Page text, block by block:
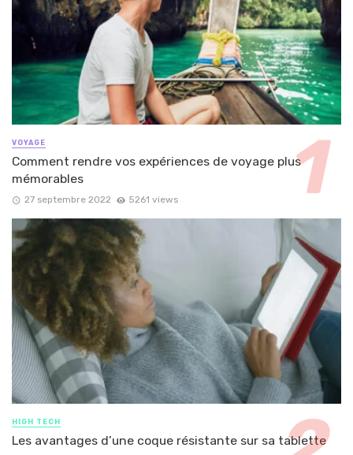
VOYAGE
Comment rendre vos expériences de voyage plus
mémorables
27 septembre 2022 5261 views
HIGH TECH
Les avantages d’une coque résistante sur sa tablette